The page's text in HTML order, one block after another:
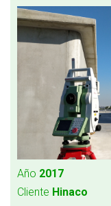
Año 2017
Cliente Hinaco